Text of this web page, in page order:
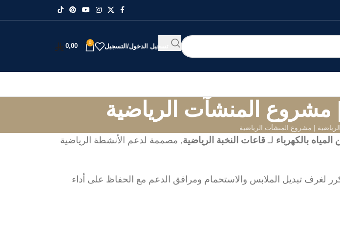
تسجيل الدخول/التسجيل
0
0,00
مشروع المنشآت الرياضية
| مشروع المنشآت الرياضية
بالكهرباء لـ قاعات النخبة الرياضية, مصممة لدعم الأنشطة الرياضية
لغرف تبديل الملابس والاستحمام ومرافق الدعم مع الحفاظ على أداء